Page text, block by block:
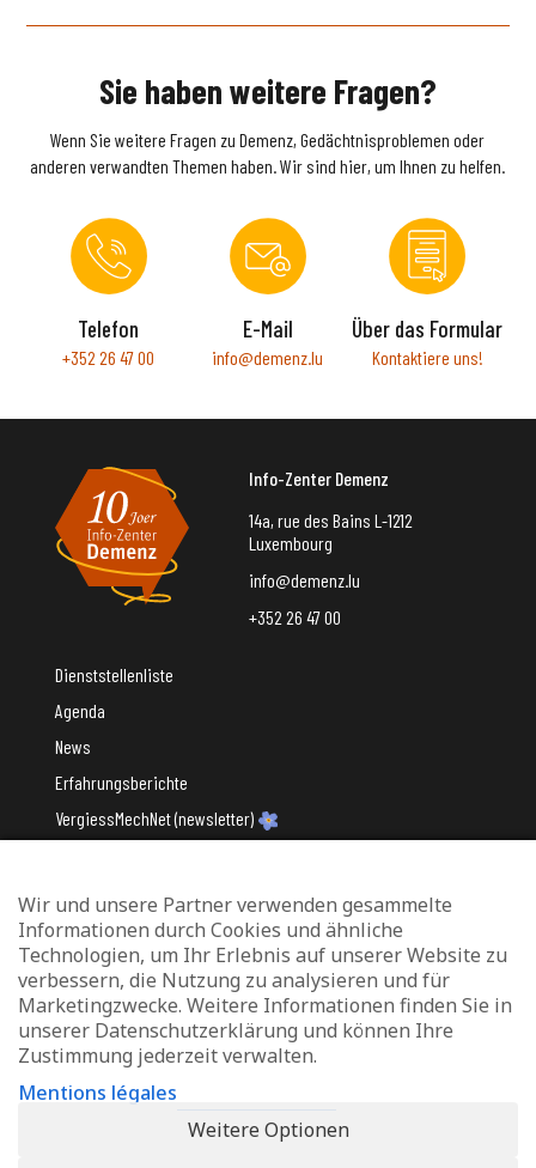
Sie haben weitere Fragen?
Wenn Sie weitere Fragen zu Demenz, Gedächtnisproblemen oder
anderen verwandten Themen haben. Wir sind hier, um Ihnen zu helfen.
Telefon
+352 26 47 00
E-Mail
info@demenz.lu
Über das Formular
Kontaktiere uns!
Info-Zenter Demenz
14a, rue des Bains L-1212
Luxembourg
info@demenz.lu
+352 26 47 00
Dienststellenliste
Agenda
News
Erfahrungsberichte
VergiessMechNet (newsletter)
Mit Unterstützung des
Datenschutz und Verwaltung von Cookies
Rechtliche Hinweise
Erklärung zur Barrierefreiheit
Wir und unsere Partner verwenden gesammelte
Informationen durch Cookies und ähnliche
Technologien, um Ihr Erlebnis auf unserer Website zu
verbessern, die Nutzung zu analysieren und für
Marketingzwecke. Weitere Informationen finden Sie in
unserer Datenschutzerklärung und können Ihre
Zustimmung jederzeit verwalten.
Mentions légales
Weitere Optionen